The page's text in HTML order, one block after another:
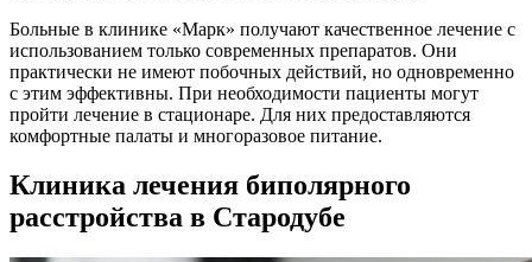
Больные в клинике «Марк» получают качественное лечение с
использованием только современных препаратов. Они
практически не имеют побочных действий, но одновременно
с этим эффективны. При необходимости пациенты могут
пройти лечение в стационаре. Для них предоставляются
комфортные палаты и многоразовое питание.
Клиника лечения биполярного
расстройства в Стародубе